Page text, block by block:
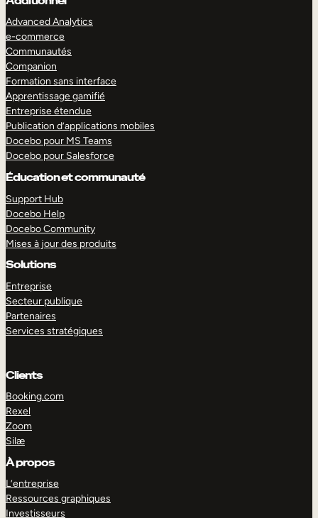
Advanced Analytics
e-commerce
Communautés
Companion
Formation sans interface
Apprentissage gamifié
Entreprise étendue
Publication d’applications mobiles
Docebo pour MS Teams
Docebo pour Salesforce
Éducation et communauté
Support Hub
Docebo Help
Docebo Community
Mises à jour des produits
Solutions
Entreprise
Secteur publique
Partenaires
Services stratégiques
Clients
Booking.com
Rexel
Zoom
Silæ
À propos
L’entreprise
Ressources graphiques
Investisseurs